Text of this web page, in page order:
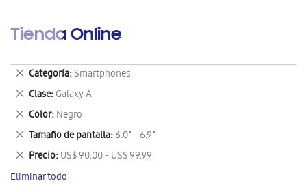
Tienda Online
Categoría Smartphones
Eliminar
este
artículo
Clase Galaxy A
Eliminar
este
artículo
Color Negro
Eliminar
este
artículo
Tamaño de pantalla 6.0" - 6.9"
Eliminar
este
artículo
Precio US$ 90.00 - US$ 99.99
Eliminar
este
artículo
Eliminar todo